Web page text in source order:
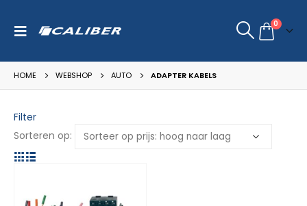
0
HOME WEBSHOP AUTO ADAPTER KABELS
Filter
Sorteren op: